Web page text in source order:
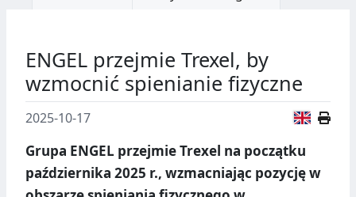
ENGEL przejmie Trexel, by
wzmocnić spienianie fizyczne
2025-10-17
Grupa ENGEL przejmie Trexel na początku
października 2025 r., wzmacniając pozycję w